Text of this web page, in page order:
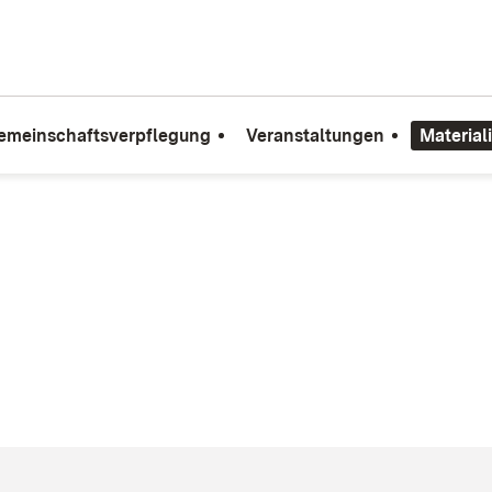
Veranstaltungen